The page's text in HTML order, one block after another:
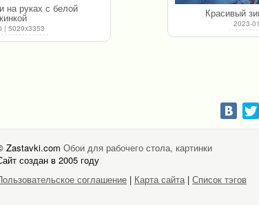
на руках с белой
| 5029x3353
Красивый
2023-
Zastavki.com Обои для рабочего стола, картинки
создан в 2005 году
соглашение | Карта сайта | Список тэгов